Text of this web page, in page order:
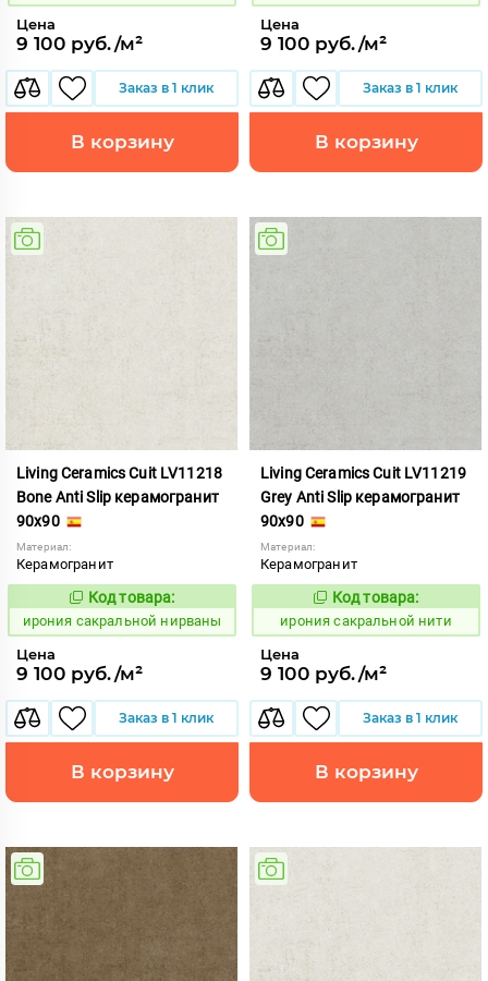
Цена
9 100 руб./м²
Заказ в 1 клик
В корзину
Цена
9 100 руб./м²
Заказ в 1 клик
В корзину
Living Ceramics Cuit LV11218
Bone Anti Slip керамогранит
90x90
Материал:
Керамогранит
1103809
Код товара:
ирония сакральной нирваны
Цена
9 100 руб./м²
Заказ в 1 клик
В корзину
Living Ceramics Cuit LV11219
Grey Anti Slip керамогранит
90x90
Материал:
Керамогранит
1103810
Код товара:
ирония сакральной нити
Цена
9 100 руб./м²
Заказ в 1 клик
В корзину